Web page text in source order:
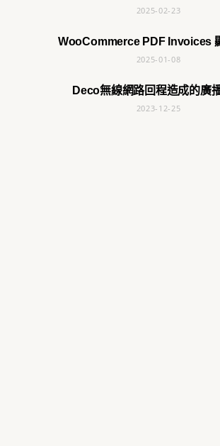
2025-02-23
WooCommerce PDF Invoices
2025-01-08
Deco無線網路回程造成的廣
2023-12-25